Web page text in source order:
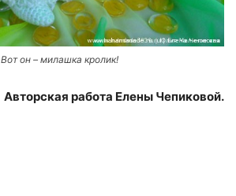
Вот он – милашка кролик!
Авторская работа Елены Чепиковой.